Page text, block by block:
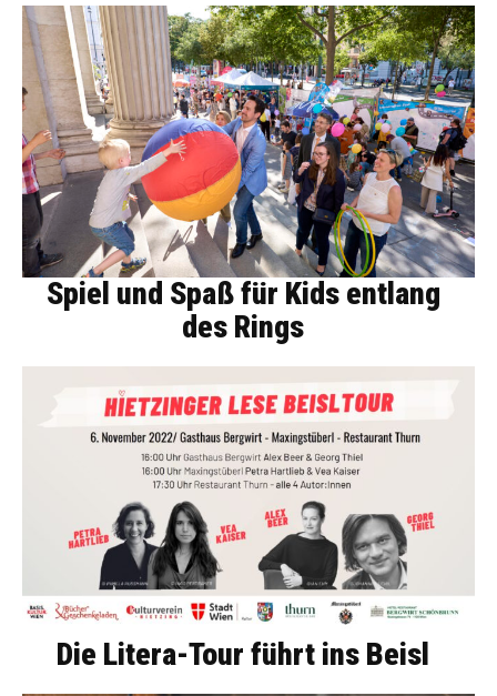
Spiel und Spaß für Kids entlang
des Rings
Die Litera-Tour führt ins Beisl